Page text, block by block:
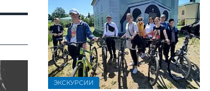
ЭКСКУРСИИ